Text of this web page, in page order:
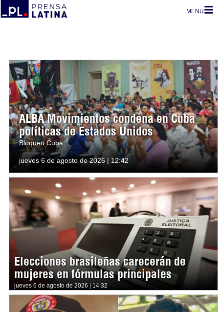
MENU
ALBA Movimientos condena en Cuba
políticas de Estados Unidos
Bloqueo Cuba
jueves 6 de agosto de 2026 | 12:42
Elecciones brasileñas carecerán de
mujeres en fórmulas principales
jueves 6 de agosto de 2026 | 14:32